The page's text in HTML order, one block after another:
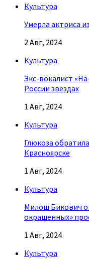
Культура
Умерла актриса
2 Авг, 2024
Культура
Экс-вокалист
России звездах
1 Авг, 2024
Культура
Глюкоза
Красноярске
1 Авг, 2024
Культура
Милош Бикович
окрашенных»
1 Авг, 2024
Культура